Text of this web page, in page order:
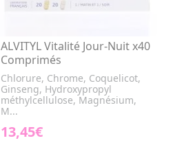
ALVITYL Vitalité Jour-Nuit x40
Comprimés
Chlorure, Chrome, Coquelicot,
Ginseng, Hydroxypropyl
méthylcellulose, Magnésium,
M...
13,45€